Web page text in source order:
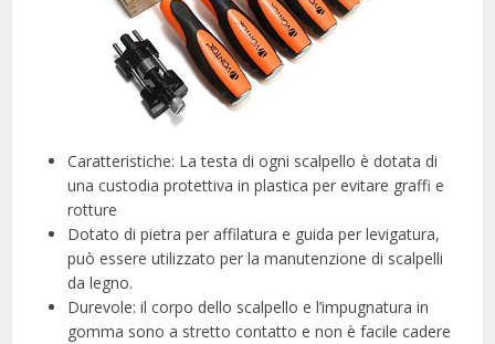
Caratteristiche: La testa di ogni scalpello è dotata di
una custodia protettiva in plastica per evitare graffi e
rotture
Dotato di pietra per affilatura e guida per levigatura,
può essere utilizzato per la manutenzione di scalpelli
da legno.
Durevole: il corpo dello scalpello e l’impugnatura in
gomma sono a stretto contatto e non è facile cadere